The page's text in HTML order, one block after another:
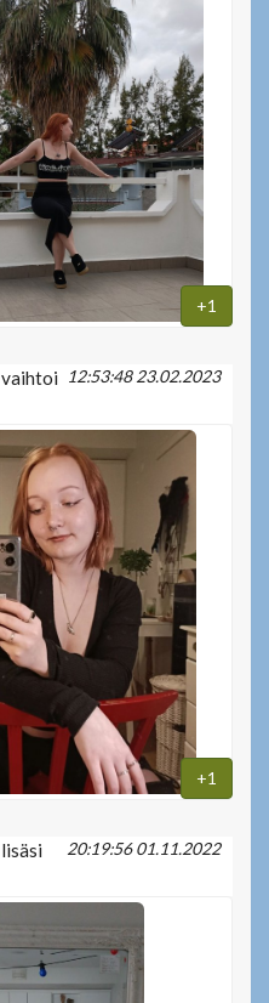
+1
12:53:48 23.02.2023
vaihtoi
+1
20:19:56 01.11.2022
lisäsi